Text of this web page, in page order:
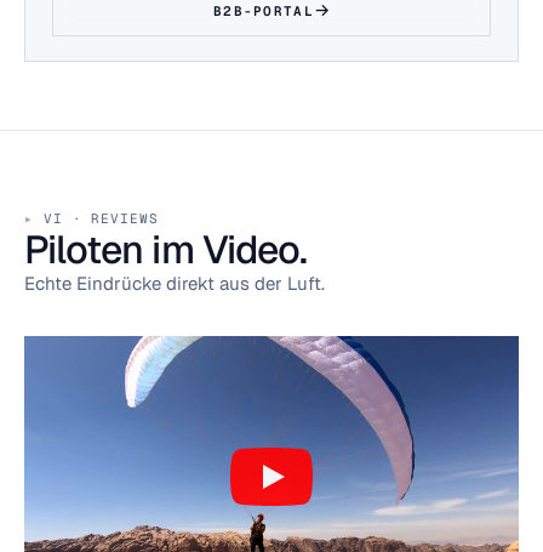
B2B-PORTAL
VI · REVIEWS
Piloten im Video.
Echte Eindrücke direkt aus der Luft.